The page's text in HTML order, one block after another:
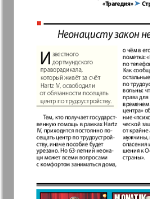
Известия BW
Кенгуру
Кругозор
Le Voyageur
здоровья